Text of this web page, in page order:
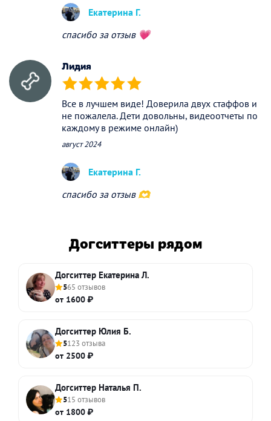
Екатерина Г.
спасибо за отзыв 💗
Лидия
(*) (*) (*) (*) (*)
Все в лучшем виде! Доверила двух стаффов и
не пожалела. Дети довольны, видеоотчеты по
каждому в режиме онлайн)
август 2024
Екатерина Г.
спасибо за отзыв 🫶
Догситтеры рядом
Догситтер Екатерина Л.
565 отзывов
от 1600 ₽
Догситтер Юлия Б.
5123 отзыва
от 2500 ₽
Догситтер Наталья П.
515 отзывов
от 1800 ₽